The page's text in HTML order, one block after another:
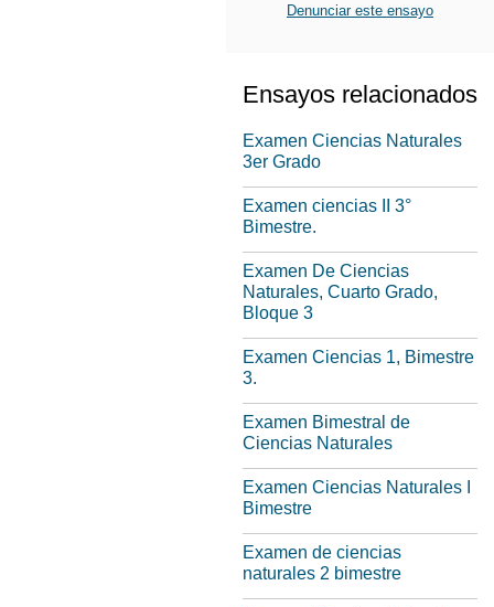
Denunciar este ensayo
Ensayos relacionados
Examen Ciencias Naturales
3er Grado
Examen ciencias II 3°
Bimestre.
Examen De Ciencias
Naturales, Cuarto Grado,
Bloque 3
Examen Ciencias 1, Bimestre
3.
Examen Bimestral de
Ciencias Naturales
Examen Ciencias Naturales I
Bimestre
Examen de ciencias
naturales 2 bimestre